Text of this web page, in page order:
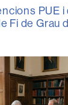
PUE i
Fi de Grau